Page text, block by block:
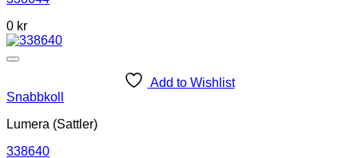
0 kr
Add to Wishlist
Snabbkoll
Lumera (Sattler)
338640